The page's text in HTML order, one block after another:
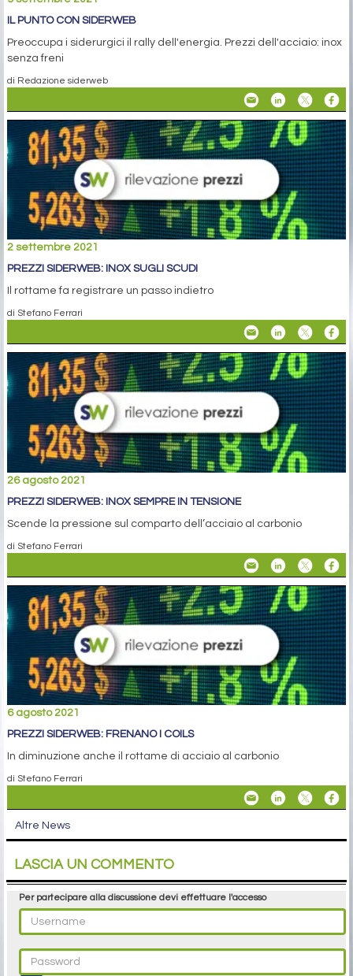
IL PUNTO CON SIDERWEB
Preoccupa i siderurgici il rally dell'energia. Prezzi dell'acciaio: inox
senza freni
di Redazione siderweb
2 settembre 2021
PREZZI SIDERWEB: INOX SUGLI SCUDI
Il rottame fa registrare un passo indietro
di Stefano Ferrari
26 agosto 2021
PREZZI SIDERWEB: INOX SEMPRE IN TENSIONE
Scende la pressione sul comparto dell’acciaio al carbonio
di Stefano Ferrari
6 agosto 2021
PREZZI SIDERWEB: FRENANO I COILS
In diminuzione anche il rottame di acciaio al carbonio
di Stefano Ferrari
Altre News
LASCIA UN COMMENTO
Per partecipare alla discussione devi effettuare l'accesso